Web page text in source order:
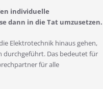
individuelle
dann in die Tat umzusetzen.
Elektrotechnik hinaus gehen,
Das bedeutet für
für alle